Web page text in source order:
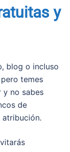
y
blog o incluso
temes
y no sabes
de
atribución.